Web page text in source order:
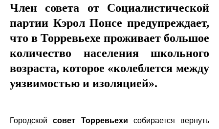
Член совета от Социалистической
партии Кэрол Понсе предупреждает,
что в Торревьехе проживает большое
количество населения школьного
возраста, которое «колеблется между
уязвимостью и изоляцией».
Городскойсовет Торревьехи собирается вернуть